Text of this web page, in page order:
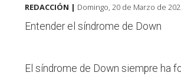
REDACCIÓN | Domingo, 20 de Marzo de
Entender el síndrome de Down
El síndrome de Down siempre ha